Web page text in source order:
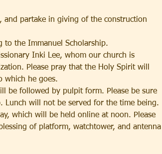
and partake in giving of the construction
to the Immanuel Scholarship.
Inki Lee, whom our church is
Please pray that the Holy Spirit will
which he goes.
be followed by pulpit form. Please be sure
Lunch will not be served for the time being.
which will be held online at noon. Please
of platform, watchtower, and antenna